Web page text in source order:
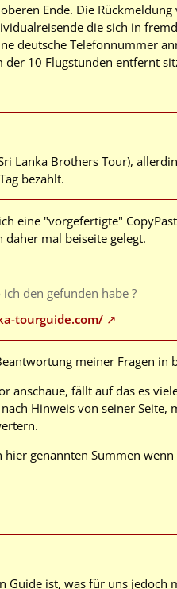
Ende. Die
die sich in
deutsche Telefonnummer
10 Flugstunden entfernt
Lanka Brothers Tour),
bezahlt.
eine "vorgefertigte"
daher mal beiseite gelegt.
den gefunden habe ?
tourguide.com/
meiner Fragen in
anschaue, fällt auf das es
Hinweis von seiner
hier genannten Summen
Guide ist, was für uns jedoch